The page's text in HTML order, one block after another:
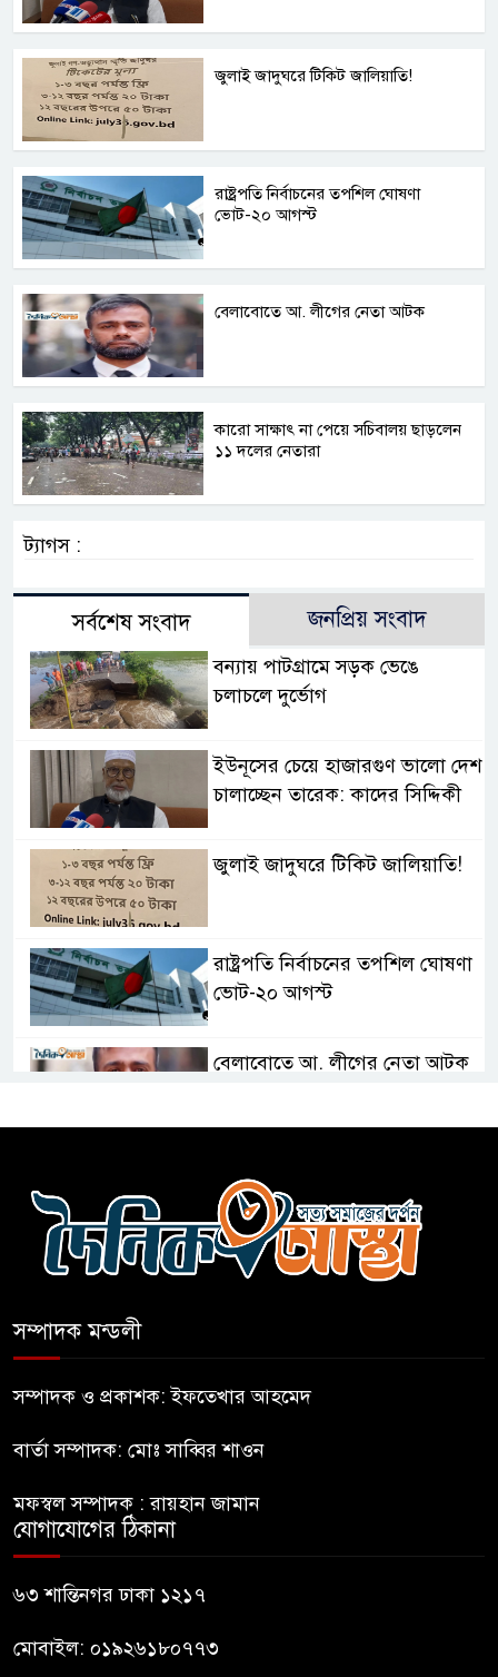
জুলাই জাদুঘরে টিকিট জালিয়াতি!
রাষ্ট্রপতি নির্বাচনের তপশিল ঘোষণা
ভোট-২০ আগস্ট
বেলাবোতে আ. লীগের নেতা আটক
কারো সাক্ষাৎ না পেয়ে সচিবালয় ছাড়লেন
১১ দলের নেতারা
ট্যাগস :
সর্বশেষ সংবাদ জনপ্রিয় সংবাদ
বন্যায় পাটগ্রামে সড়ক ভেঙে
চলাচলে দুর্ভোগ
ইউনূসের চেয়ে হাজারগুণ ভালো দেশ
চালাচ্ছেন তারেক: কাদের সিদ্দিকী
জুলাই জাদুঘরে টিকিট জালিয়াতি!
রাষ্ট্রপতি নির্বাচনের তপশিল ঘোষণা
ভোট-২০ আগস্ট
বেলাবোতে আ. লীগের নেতা আটক
ছাড়লেন ১১ দলের নেতারা
এআই বক্তব্য দিয়েছে শেখ হাসিনা
ঐক্যের পদযাত্রা আটকে দিলো
সুযোগ দেওয়ায় ঢাকার ক্ষোভ
সম্পাদক মন্ডলী
সম্পাদক ও প্রকাশক: ইফতেখার আহমেদ
বার্তা সম্পাদক: মোঃ সাব্বির শাওন
মফস্বল সম্পাদক : রায়হান জামান
যোগাযোগের ঠিকানা
৬৩ শান্তিনগর ঢাকা ১২১৭
মোবাইল: ০১৯২৬১৮০৭৭৩